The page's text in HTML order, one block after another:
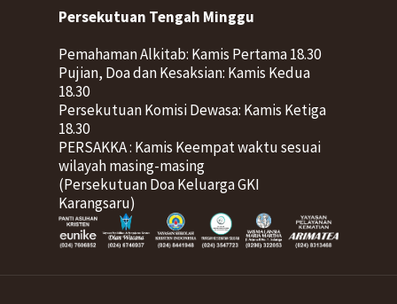
Persekutuan Tengah Minggu
Pemahaman Alkitab: Kamis Pertama 18.30
Pujian, Doa dan Kesaksian: Kamis Kedua
18.30
Persekutuan Komisi Dewasa: Kamis Ketiga
18.30
PERSAKKA : Kamis Keempat waktu sesuai
wilayah masing-masing
(Persekutuan Doa Keluarga GKI
Karangsaru)